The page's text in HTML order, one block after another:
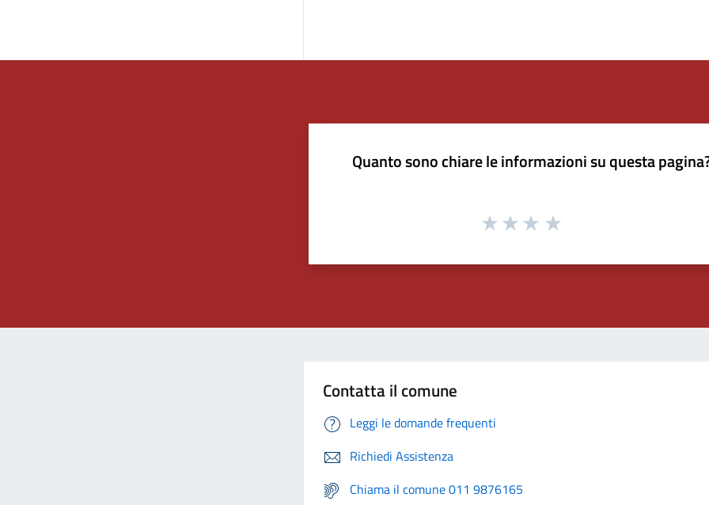
Quanto sono chiare le informazioni su questa
Contatta il comune
Leggi le domande frequenti
Richiedi Assistenza
Chiama il comune 011 9876165